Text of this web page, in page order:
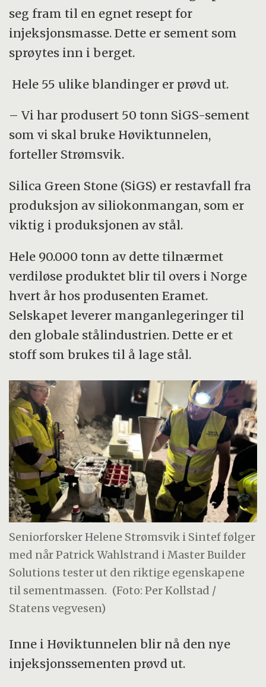
seg fram til en egnet resept for
injeksjonsmasse. Dette er sement som
sprøytes inn i berget.
Hele 55 ulike blandinger er prøvd ut.
– Vi har produsert 50 tonn SiGS-sement
som vi skal bruke Høviktunnelen,
forteller Strømsvik.
Silica Green Stone (SiGS) er restavfall fra
produksjon av siliokonmangan, som er
viktig i produksjonen av stål.
Hele 90.000 tonn av dette tilnærmet
verdiløse produktet blir til overs i Norge
hvert år hos produsenten Eramet.
Selskapet leverer manganlegeringer til
den globale stålindustrien. Dette er et
stoff som brukes til å lage stål.
Seniorforsker Helene Strømsvik i Sintef følger
med når Patrick Wahlstrand i Master Builder
Solutions tester ut den riktige egenskapene
til sementmassen. (Foto: Per Kollstad /
Statens vegvesen)
Inne i Høviktunnelen blir nå den nye
injeksjonssementen prøvd ut.